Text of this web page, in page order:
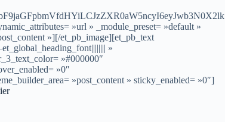
»url » _module_preset= »default »
»][/et_pb_image][et_pb_text
»
»#000000″
»0″
»post_content » sticky_enabled= »0″]